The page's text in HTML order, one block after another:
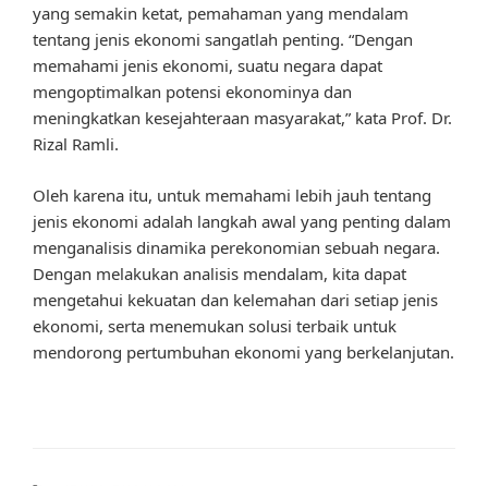
yang semakin ketat, pemahaman yang mendalam
tentang jenis ekonomi sangatlah penting. “Dengan
memahami jenis ekonomi, suatu negara dapat
mengoptimalkan potensi ekonominya dan
meningkatkan kesejahteraan masyarakat,” kata Prof. Dr.
Rizal Ramli.
Oleh karena itu, untuk memahami lebih jauh tentang
jenis ekonomi adalah langkah awal yang penting dalam
menganalisis dinamika perekonomian sebuah negara.
Dengan melakukan analisis mendalam, kita dapat
mengetahui kekuatan dan kelemahan dari setiap jenis
ekonomi, serta menemukan solusi terbaik untuk
mendorong pertumbuhan ekonomi yang berkelanjutan.